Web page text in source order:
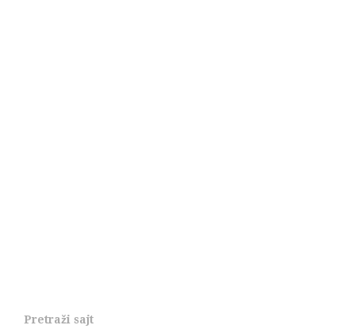
Pretraži sajt